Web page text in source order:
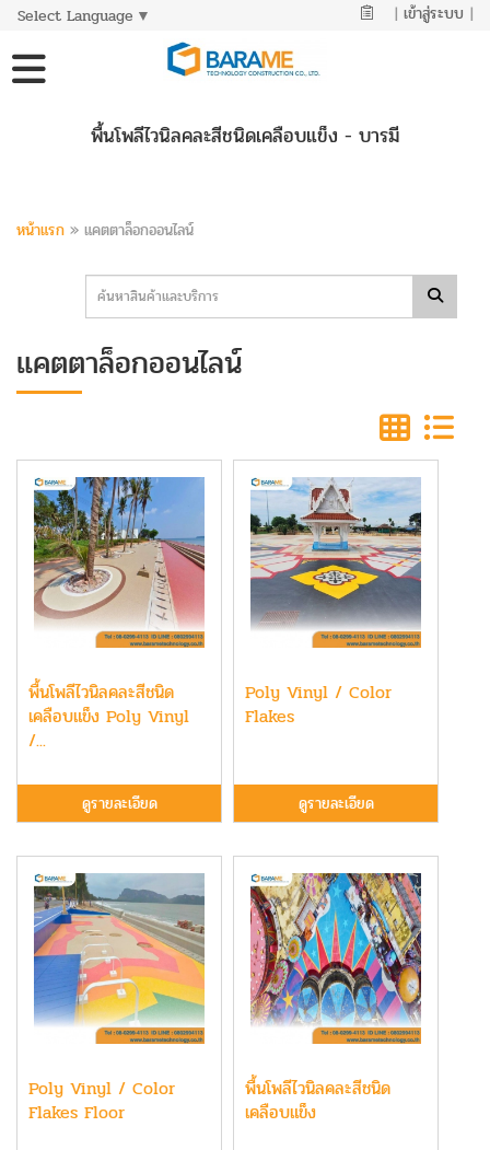
Select Language ▼ | เข้าสู่ระบบ |
พื้นโพลีไวนิลคละสีชนิดเคลือบแข็ง - บารมี
หน้าแรก » แคตตาล็อกออนไลน์
แคตตาล็อกออนไลน์
พื้นโพลีไวนิลคละสีชนิด
เคลือบแข็ง Poly Vinyl
/...
ดูรายละเอียด
Poly Vinyl / Color
Flakes
ดูรายละเอียด
Poly Vinyl / Color
Flakes Floor
พื้นโพลีไวนิลคละสีชนิด
เคลือบแข็ง